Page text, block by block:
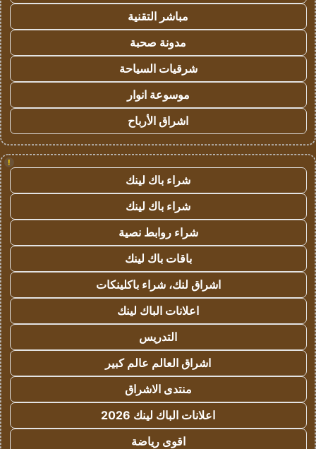
مباشر التقنية
مدونة صحبة
شرقيات السياحة
موسوعة انوار
اشراق الأرباح
!
شراء باك لينك
شراء باك لينك
شراء روابط نصية
باقات باك لينك
اشراق لنك، شراء باكلينكات
اعلانات الباك لينك
التدريس
اشراق العالم عالم كبير
منتدى الاشراق
اعلانات الباك لينك 2026
اقوى رياضة